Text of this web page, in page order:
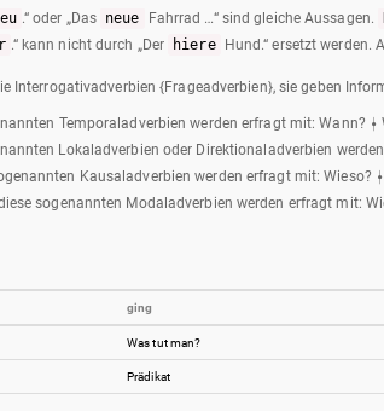
.“ oder „Das neue Fahrrad …“ sind gleiche Aussagen.
.“ kann nicht durch „Der hiere Hund.“ ersetzt werden.
Interrogativadverbien {Frageadverbien}, sie geben
Temporaladverbien werden erfragt mit: Wann?
Lokaladverbien oder Direktionaladverbien
Kausaladverbien werden erfragt mit: Wieso?
sogenannten Modaladverbien werden erfragt mit:
ging
Was tut man?
Prädikat